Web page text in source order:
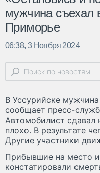
мужчина съехал
Приморье
06:38, 3 Ноября 2024
В Уссурийске
сообщает пресс-
Автомобилист сдавал
плохо. В результате
Другие участники
Прибывшие на место
констатировали